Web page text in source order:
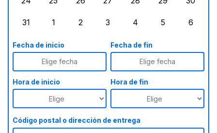
31
1
2
3
4
5
6
Fecha de inicio
Elige fecha
Fecha de fin
Elige fecha
Hora de inicio Hora de fin
Código postal o dirección de entrega